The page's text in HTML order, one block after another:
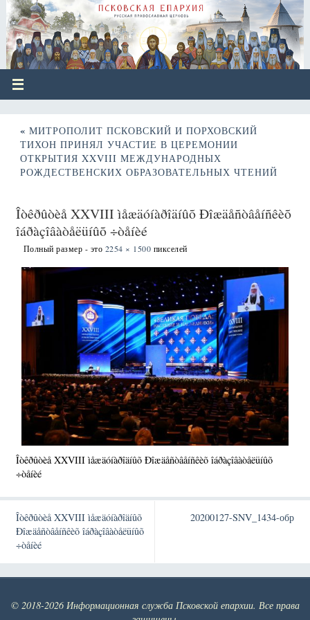
« МИТРОПОЛИТ ПСКОВСКИЙ И ПОРХОВСКИЙ
ТИХОН ПРИНЯЛ УЧАСТИЕ В ЦЕРЕМОНИИ
ОТКРЫТИЯ XXVIII МЕЖДУНАРОДНЫХ
РОЖДЕСТВЕНСКИХ ОБРАЗОВАТЕЛЬНЫХ ЧТЕНИЙ
Îòêðûòèå XXVIII ìåæäóíàðîäíûõ Ðîæäåñòâåíñêèõ
îáðàçîâàòåëüíûõ ÷òåíèé
Полный размер - это 2254 × 1500 пикселей
Îòêðûòèå XXVIII ìåæäóíàðîäíûõ Ðîæäåñòâåíñêèõ îáðàçîâàòåëüíûõ
÷òåíèé
Îòêðûòèå XXVIII ìåæäóíàðîäíûõ
Ðîæäåñòâåíñêèõ îáðàçîâàòåëüíûõ
÷òåíèé
20200127-SNV_1434-обр
© 2018-2026 Информационная служба Псковской епархии. Все права